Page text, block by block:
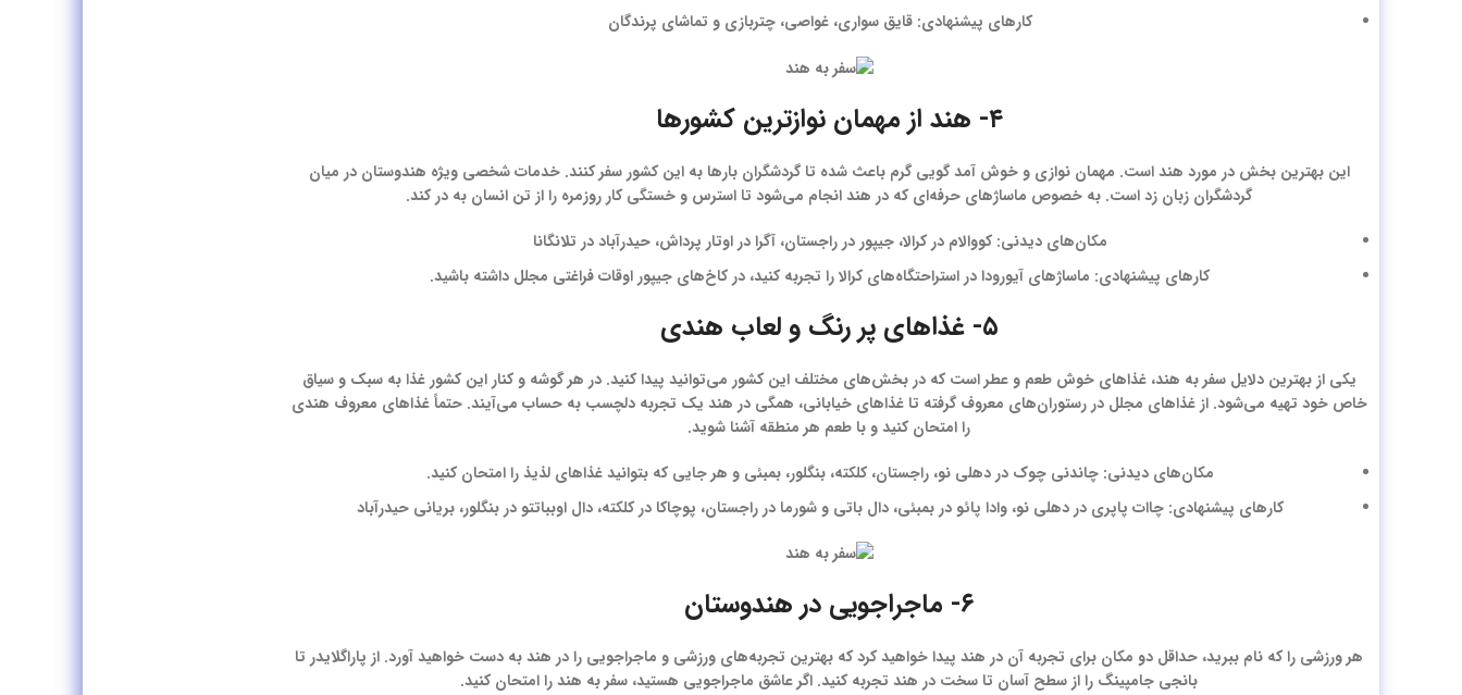
کارهای پیشنهادی: قایق سواری، غواصی، چتربازی و تماشای پرندگان
۴- هند از مهمان نوازترین کشورها
این بهترین بخش در مورد هند است. مهمان نوازی و خوش آمد گویی گرم باعث شده تا گردشگران بارها به این کشور سفر کنند. خدمات شخصی ویژه هندوستان در میان
گردشگران زبان زد است. به خصوص ماساژهای حرفه‌ای که در هند انجام می‌شود تا استرس و خستگی کار روزمره را از تن انسان به در کند.
مکان‌های دیدنی: کووالام در کرالا، جیپور در راجستان، آگرا در اوتار پرداش، حیدرآباد در تلانگانا
کارهای پیشنهادی: ماساژهای آیورودا در استراحتگاه‌های کرالا را تجربه کنید، در کاخ‌های جیپور اوقات فراغتی مجلل داشته باشید.
۵- غذاهای پر رنگ و لعاب هندی
یکی از بهترین دلایل سفر به هند، غذاهای خوش طعم و عطر است که در بخش‌های مختلف این کشور می‌توانید پیدا کنید. در هر گوشه و کنار این کشور غذا به سبک و سیاق
خاص خود تهیه می‌شود. از غذاهای مجلل در رستوران‌های معروف گرفته تا غذاهای خیابانی، همگی در هند یک تجربه دلچسب به حساب می‌آیند. حتماً غذاهای معروف هندی
را امتحان کنید و با طعم هر منطقه آشنا شوید.
مکان‌های دیدنی: چاندنی چوک در دهلی نو، راجستان، کلکته، بنگلور، بمبئی و هر جایی که بتوانید غذاهای لذیذ را امتحان کنید.
کارهای پیشنهادی: چاات پاپری در دهلی نو، وادا پائو در بمبئی، دال باتی و شورما در راجستان، پوچاکا در کلکته، دال اوبباتتو در بنگلور، بریانی حیدرآباد
۶- ماجراجویی در هندوستان
هر ورزشی را که نام ببرید، حداقل دو مکان برای تجربه آن در هند پیدا خواهید کرد که بهترین تجربه‌های ورزشی و ماجراجویی را در هند به دست خواهید آورد. از پاراگلایدر تا
بانجی جامپینگ را از سطح آسان تا سخت در هند تجربه کنید. اگر عاشق ماجراجویی هستید، سفر به هند را امتحان کنید.